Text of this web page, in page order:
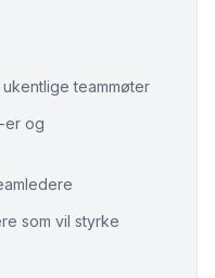
teammøter
er og
som vil styrke